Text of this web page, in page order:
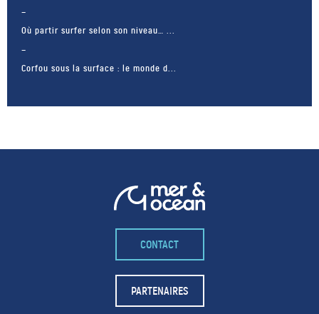
Où partir surfer selon son niveau… ...
Corfou sous la surface : le monde d...
– FACEBOOK –
POUR LIKER
TA MER
CONTACT
PARTENAIRES